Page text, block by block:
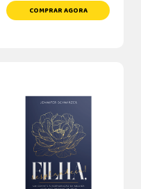
COMPRAR AGORA